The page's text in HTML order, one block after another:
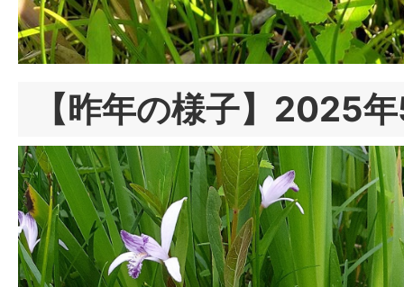
【昨年の様子】2025